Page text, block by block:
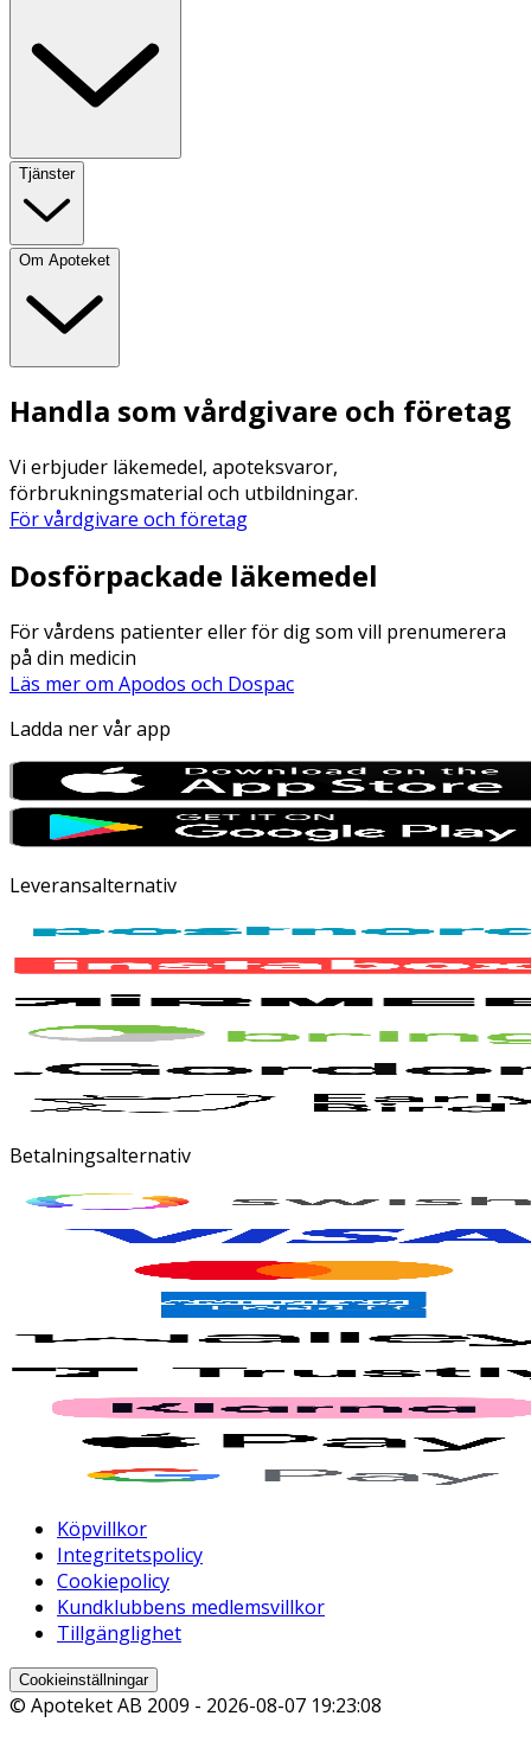
Tjänster
Om Apoteket
Handla som vårdgivare och företag
Vi erbjuder läkemedel, apoteksvaror,
förbrukningsmaterial och utbildningar.
För vårdgivare och företag
Dosförpackade läkemedel
För vårdens patienter eller för dig som vill prenumerera
på din medicin
Läs mer om Apodos och Dospac
Ladda ner vår app
Leveransalternativ
Betalningsalternativ
Köpvillkor
Integritetspolicy
Cookiepolicy
Kundklubbens medlemsvillkor
Tillgänglighet
Cookieinställningar
© Apoteket AB 2009 - 2026-08-07 19:23:08